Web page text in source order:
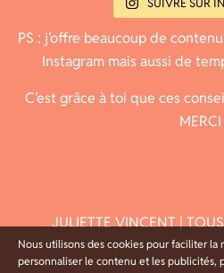
SUIVRE SUR
PS : j’offre beaucoup de
Instagram mais aussi de
C’est grâce à toi que ces
MERCI
JULIETTE VINCENT |
Nous utilisons des cookies pour faciliter
personnaliser le contenu et les publicités,